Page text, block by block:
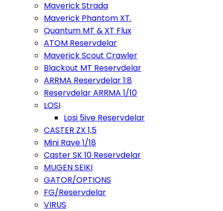
Maverick Strada
Maverick Phantom XT.
Quantum MT & XT Flux
ATOM Reservdelar
Maverick Scout Crawler
Blackout MT Reservdelar
ARRMA Reservdelar 1:8
Reservdelar ARRMA 1/10
LOSI
Losi 5ive Reservdelar
CASTER ZX 1,5
Mini Rave 1/18
Caster SK 10 Reservdelar
MUGEN SEIKI
GATOR/OPTIONS
FG/Reservdelar
VIRUS